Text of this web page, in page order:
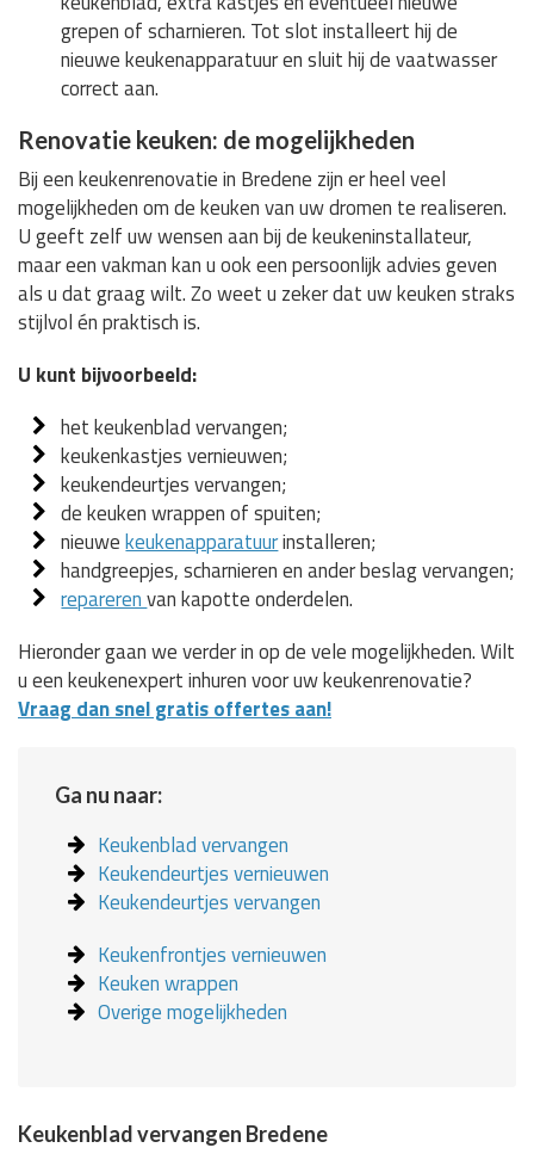
grepen of scharnieren. Tot slot installeert hij de
nieuwe keukenapparatuur en sluit hij de vaatwasser
correct aan.
Renovatie keuken: de mogelijkheden
Bij een keukenrenovatie in Bredene zijn er heel veel
mogelijkheden om de keuken van uw dromen te realiseren.
U geeft zelf uw wensen aan bij de keukeninstallateur,
maar een vakman kan u ook een persoonlijk advies geven
als u dat graag wilt. Zo weet u zeker dat uw keuken straks
stijlvol én praktisch is.
U kunt bijvoorbeeld:
het keukenblad vervangen;
keukenkastjes vernieuwen;
keukendeurtjes vervangen;
de keuken wrappen of spuiten;
nieuwekeukenapparatuurinstalleren;
handgreepjes, scharnieren en ander beslag vervangen;
reparerenvan kapotte onderdelen.
Hieronder gaan we verder in op de vele mogelijkheden. Wilt
u een keukenexpert inhuren voor uw keukenrenovatie?
Vraag dan snel gratis offertes aan!
Ga nu naar:
Keukenblad vervangen
Keukendeurtjes vernieuwen
Keukendeurtjes vervangen
Keukenfrontjes vernieuwen
Keuken wrappen
Overige mogelijkheden
Keukenblad vervangen Bredene